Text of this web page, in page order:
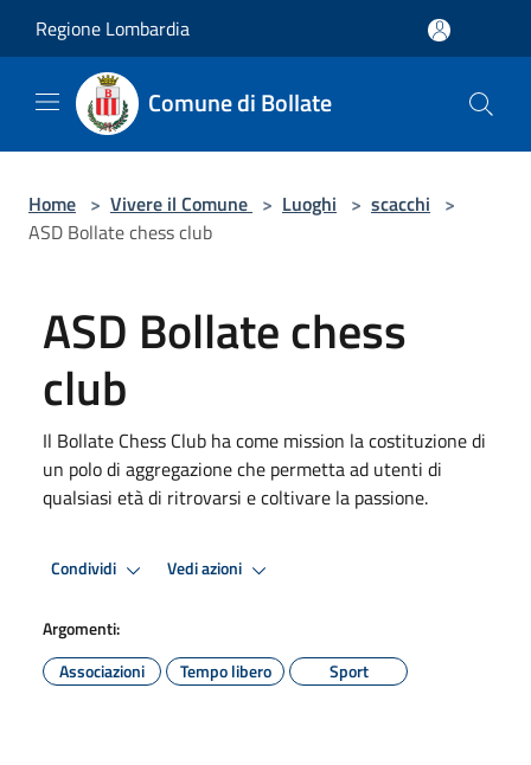
Regione Lombardia
Comune di Bollate
Home > Vivere il Comune > Luoghi > scacchi >
ASD Bollate chess club
ASD Bollate chess
club
Il Bollate Chess Club ha come mission la costituzione di
un polo di aggregazione che permetta ad utenti di
qualsiasi età di ritrovarsi e coltivare la passione.
Condividi Vedi azioni
Argomenti:
Associazioni
Tempo libero Sport